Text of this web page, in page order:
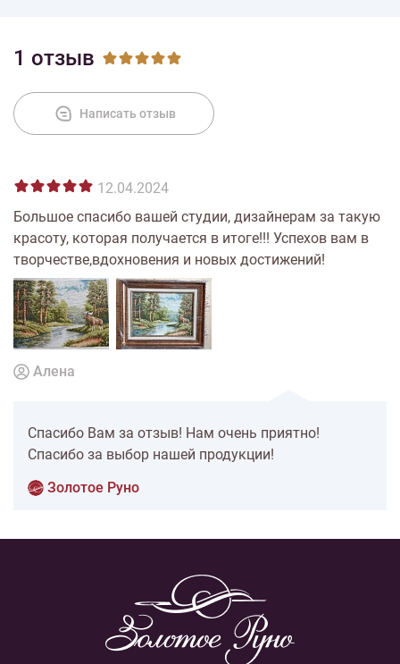
1 отзыв
Написать отзыв
12.04.2024
Большое спасибо вашей студии, дизайнерам за такую
красоту, которая получается в итоге!!! Успехов вам в
творчестве,вдохновения и новых достижений!
Алена
Спасибо Вам за отзыв! Нам очень приятно!
Спасибо за выбор нашей продукции!
Золотое Руно